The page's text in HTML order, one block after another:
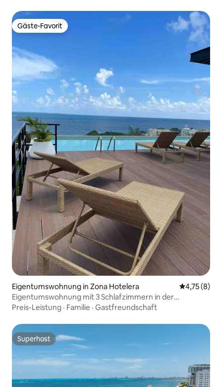
Gäste-Favorit
Gäste-Favorit
Eigentumswohnung in Zona Hotelera
4,75 (8)
Eigentumswohnung mit 3 Schlafzimmern in der
Hotelzone / Exzellente Lage
Preis-Leistung · Familie · Gastfreundschaft
Superhost
Superhost